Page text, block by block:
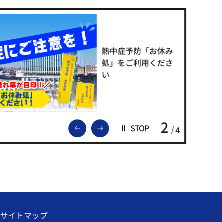
前のスライドを表示
次のスライドを表示
STOP 2 4
熱中症予防「お休み
処」をご利用くださ
い
サイトマップ